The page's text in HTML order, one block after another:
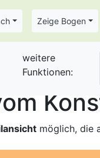
Zeige Bogen
weitere
Funktionen:
möglich, die